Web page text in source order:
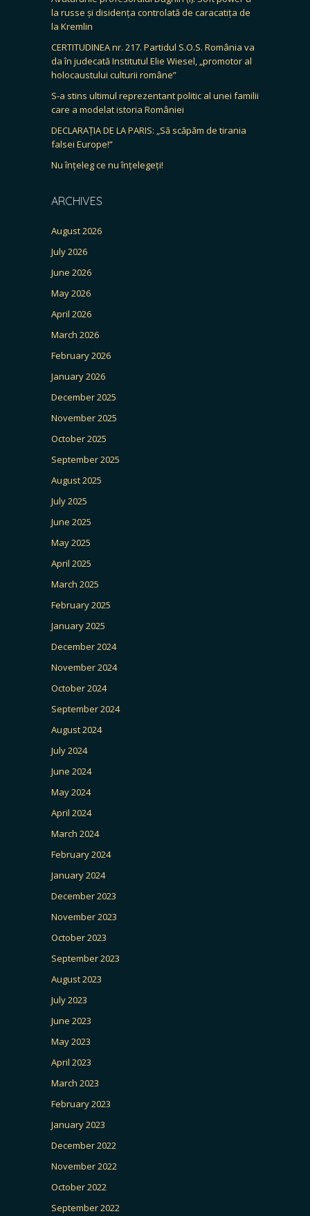
la russe și disidența controlată de caracatița de
la Kremlin
CERTITUDINEA nr. 217. Partidul S.O.S. România va
da în judecată Institutul Elie Wiesel, „promotor al
holocaustului culturii române”
S-a stins ultimul reprezentant politic al unei familii
care a modelat istoria României
DECLARAȚIA DE LA PARIS: „Să scăpăm de tirania
falsei Europe!”
Nu înțeleg ce nu înțelegeți!
ARCHIVES
August 2026
July 2026
June 2026
May 2026
April 2026
March 2026
February 2026
January 2026
December 2025
November 2025
October 2025
September 2025
August 2025
July 2025
June 2025
May 2025
April 2025
March 2025
February 2025
January 2025
December 2024
November 2024
October 2024
September 2024
August 2024
July 2024
June 2024
May 2024
April 2024
March 2024
February 2024
January 2024
December 2023
November 2023
October 2023
September 2023
August 2023
July 2023
June 2023
May 2023
April 2023
March 2023
February 2023
January 2023
December 2022
November 2022
October 2022
September 2022